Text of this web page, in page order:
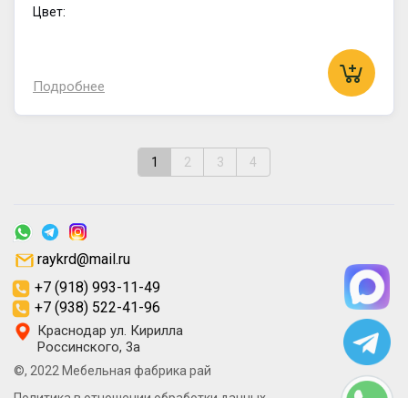
Цвет:
Подробнее
1 2 3 4
©, 2022 Мебельная фабрика рай
Краснодар ул. Кирилла
Россинского, 3а
+7 (918) 993-11-49
+7 (938) 522-41-96
raykrd@mail.ru